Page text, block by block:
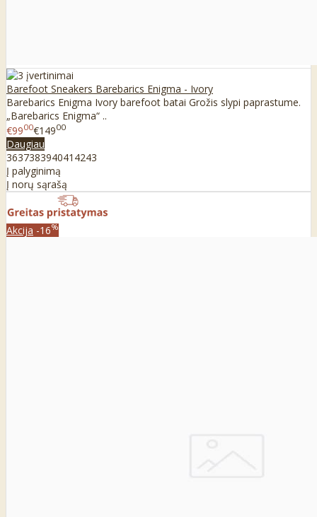
Barefoot Sneakers Barebarics Enigma - Ivory
Barebarics Enigma Ivory barefoot batai Grožis slypi paprastume.
„Barebarics Enigma“ ..
€9900€14900
Daugiau
363738394041 4243
Į palyginimą
Į norų sąrašą
Akcija -16%